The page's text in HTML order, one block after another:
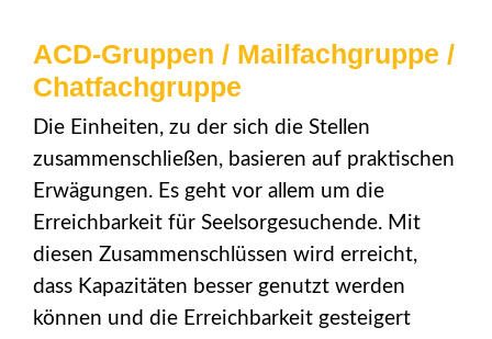
ACD-Gruppen / Mailfachgruppe /
Chatfachgruppe
Die Einheiten, zu der sich die Stellen
zusammenschließen, basieren auf praktischen
Erwägungen. Es geht vor allem um die
Erreichbarkeit für Seelsorgesuchende. Mit
diesen Zusammenschlüssen wird erreicht,
dass Kapazitäten besser genutzt werden
können und die Erreichbarkeit gesteigert